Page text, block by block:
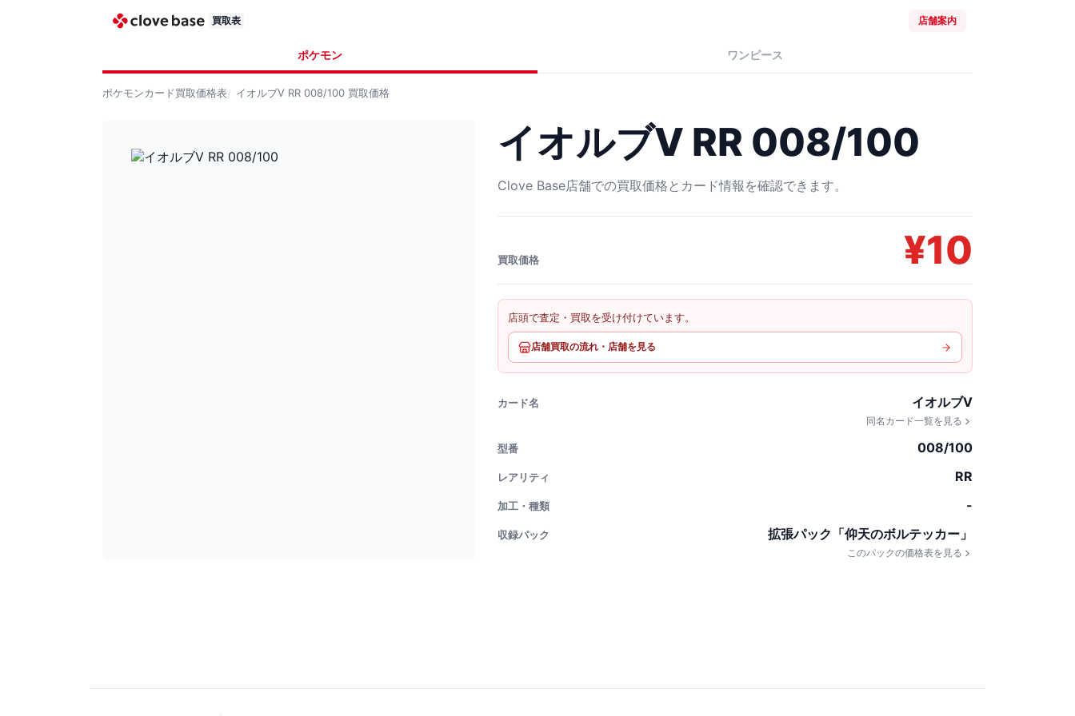
買取表 店舗案内
ポケモン ワンピース
ポケモンカード買取価格表 イオルブV RR 008/100 買取価格
イオルブV RR 008/100
Clove Base店舗での買取価格とカード情報を確認できます。
買取価格 ¥10
店頭で査定・買取を受け付けています。
店舗買取の流れ・店舗を見る
カード名 イオルブV
同名カード一覧を見る
型番 008/100
レアリティ RR
加工・種類 -
収録パック 拡張パック「仰天のボルテッカー」
このパックの価格表を見る